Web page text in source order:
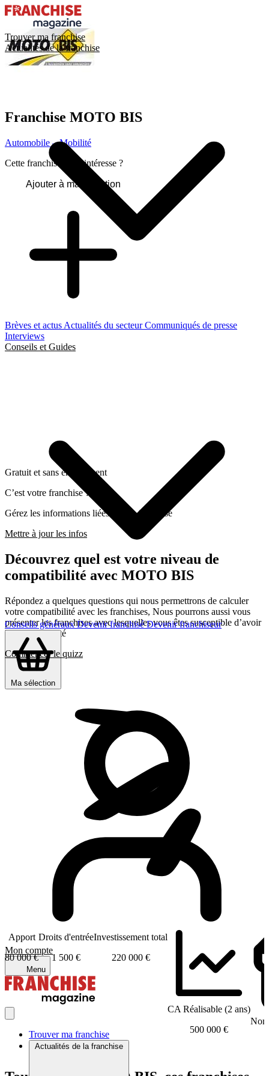
Trouver ma franchise
Actualités de la franchise
Brèves et actus Actualités du secteurCommuniqués de presse
Interviews
Conseils et Guides
Conseils générauxDevenir franchiséDevenir franchiseur
Ma sélection
Mon compte
Menu
Trouver ma franchise
Actualités de la franchise
Franchise MOTO BIS
Automobile – Mobilité
Cette franchise vous intéresse ?
Ajouter à ma sélection
Gratuit et sans engagement
C’est votre franchise ?
Gérez les informations liées a cette franchise
Mettre à jour les infos
Découvrez quel est votre niveau de
compatibilité avec MOTO BIS
Répondez a quelques questions qui nous permettrons de calculer
votre compatibilité avec les franchises, Nous pourrons aussi vous
présenter les franchises avec lesquelles vous êtes susceptible d’avoir
le plus d’affinité
Commencer le quizz
Apport
80 000 €
Droits d'entrée
1 500 €
Investissement total
220 000 €
CA Réalisable (2 ans)
500 000 €